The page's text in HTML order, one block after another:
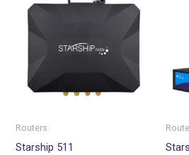
Routers
Starship 511